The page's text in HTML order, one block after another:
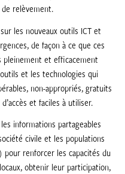
relèvement.
les nouveaux outils ICT et
de façon à ce que ces
et efficacement
et les technologies qui
non-appropriés, gratuits
et faciles à utiliser.
informations partageables
civile et les populations
pour renforcer les capacités du
obtenir leur participation,